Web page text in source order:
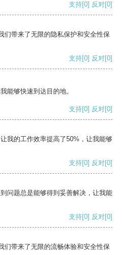
支持[0] 反对[0]
们带来了无限的隐私保护和安全性保
支持[0] 反对[0]
能够快速到达目的地。
支持[0] 反对[0]
我的工作效率提高了50%，让我能够
支持[0] 反对[0]
问题总是能够得到妥善解决，让我能
支持[0] 反对[0]
们带来了无限的流畅体验和安全性保